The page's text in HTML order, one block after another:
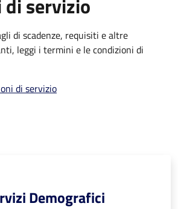
di scadenze, requisiti e altre
leggi i termini e le condizioni di
di servizio
Demografici